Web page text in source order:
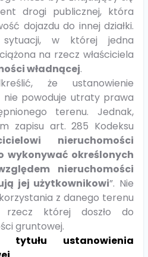
drogi publicznej, która
dojazdu do innej działki.
w której jedna
na rzecz właściciela
władnącej.
że ustanowienie
nie powoduje utraty prawa
terenu. Jednak,
zapisu art. 285 Kodeksu
nieruchomości
wykonywać określonych
nieruchomości
jej użytkownikowi”. Nie
z danego terenu
której doszło do
gruntowej.
tytułu ustanowienia